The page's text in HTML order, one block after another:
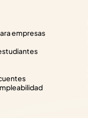
empresas